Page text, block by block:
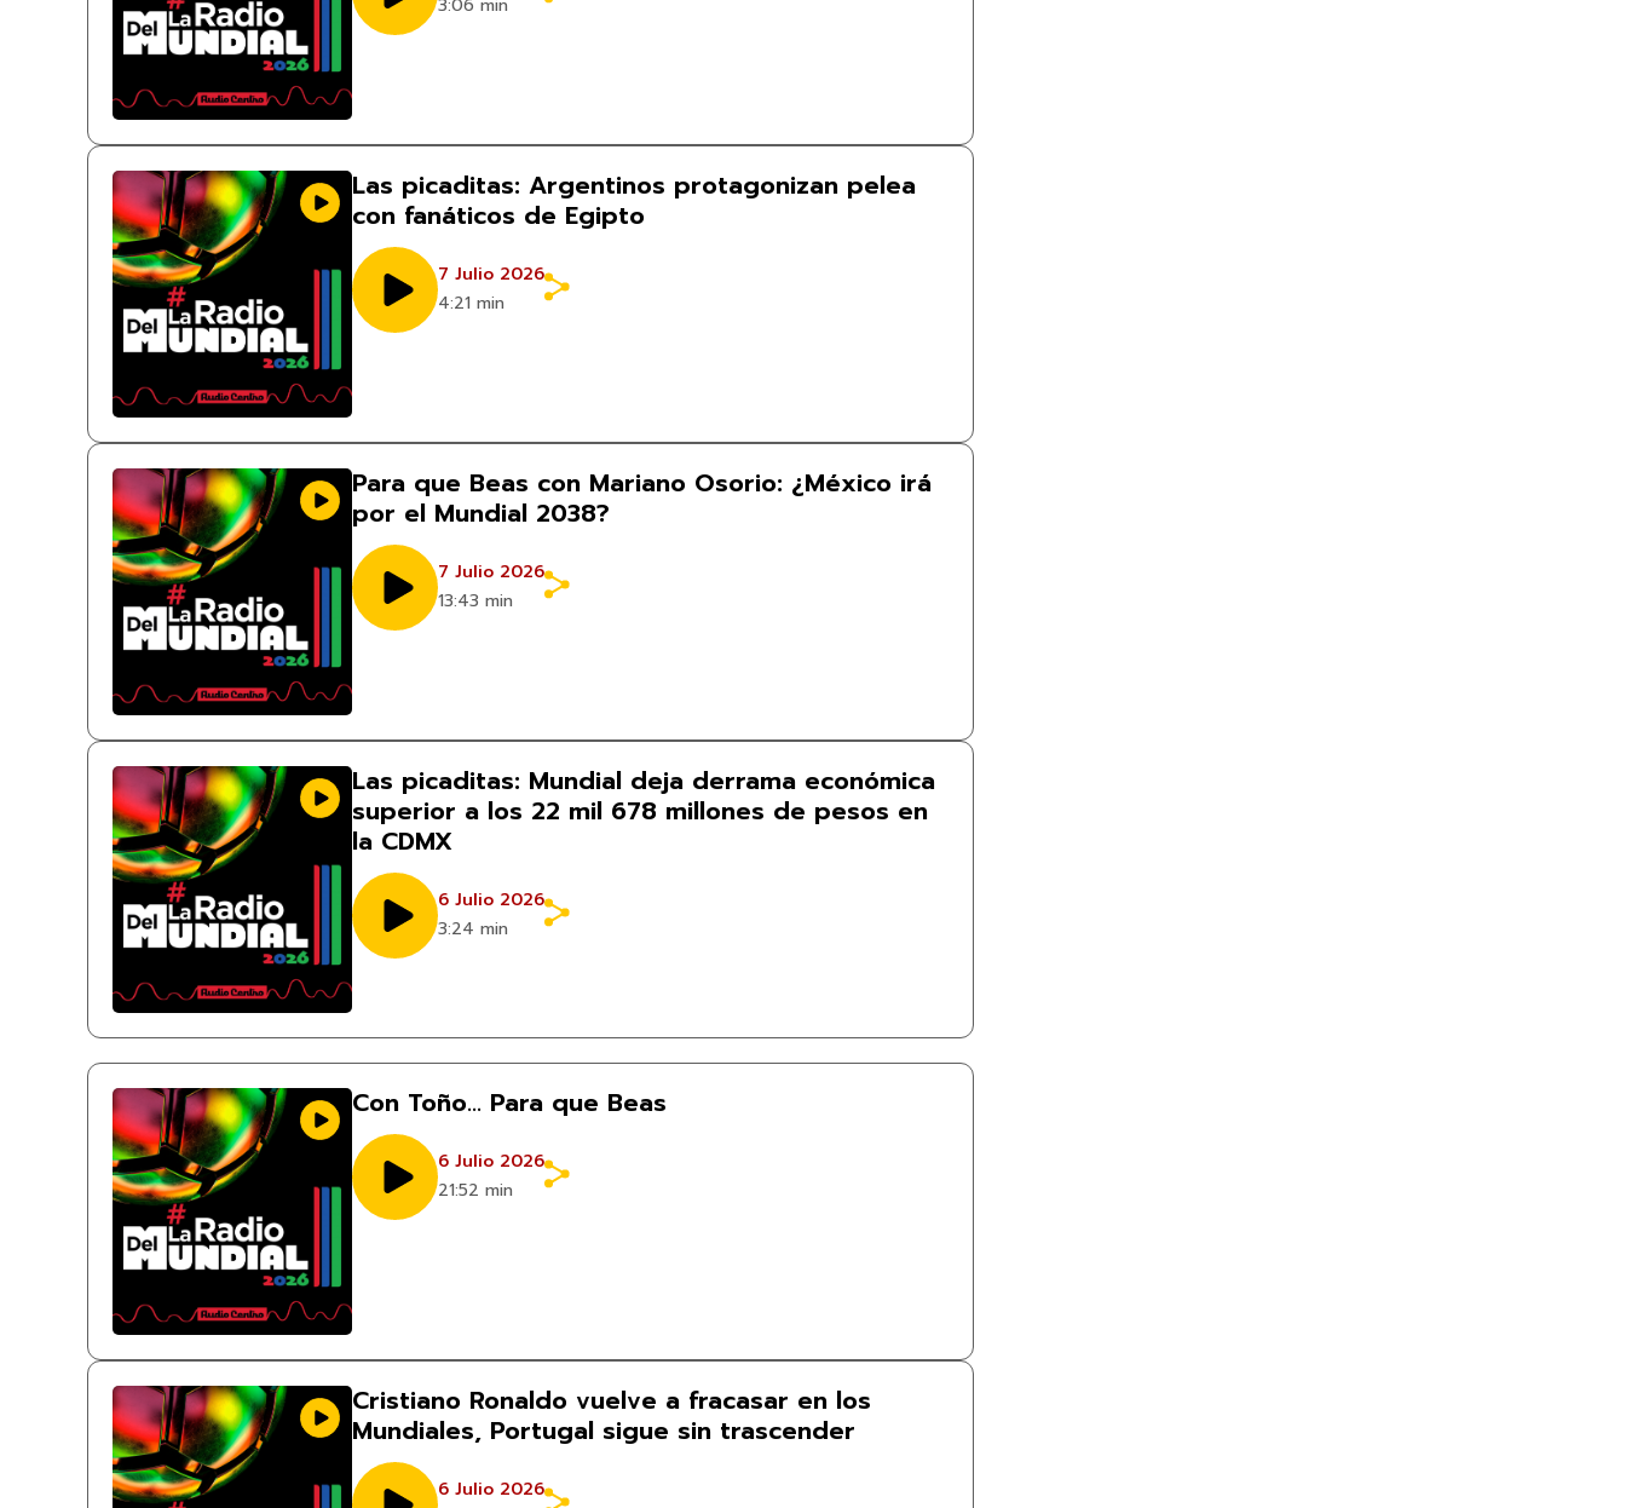
3:06 min
Las picaditas: Argentinos protagonizan pelea
con fanáticos de Egipto
7 Julio 2026
4:21 min
Para que Beas con Mariano Osorio: ¿México irá
por el Mundial 2038?
7 Julio 2026
13:43 min
Las picaditas: Mundial deja derrama económica
superior a los 22 mil 678 millones de pesos en
la CDMX
6 Julio 2026
3:24 min
Con Toño… Para que Beas
6 Julio 2026
21:52 min
Cristiano Ronaldo vuelve a fracasar en los
Mundiales, Portugal sigue sin trascender
6 Julio 2026